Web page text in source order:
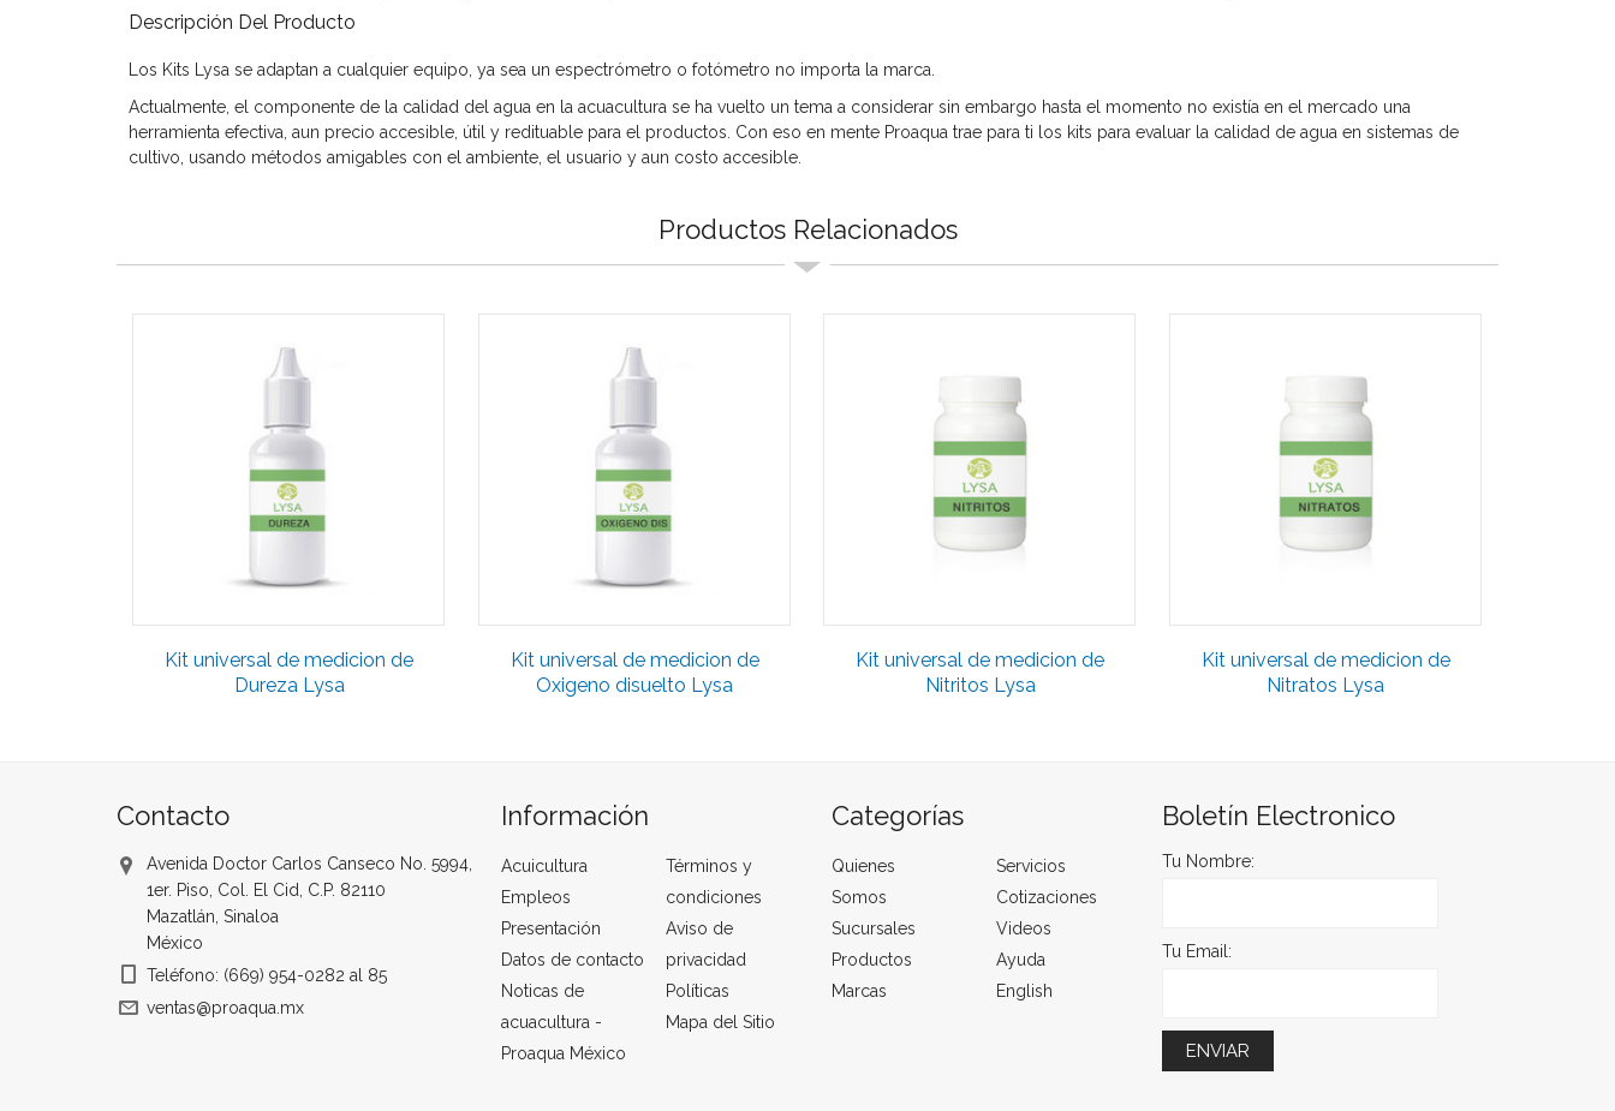
Descripción Del Producto
Los Kits Lysa se adaptan a cualquier equipo, ya sea un espectrómetro o fotómetro no importa la marca.
Actualmente, el componente de la calidad del agua en la acuacultura se ha vuelto un tema a considerar sin embargo hasta el momento no existía en el mercado una
herramienta efectiva, aun precio accesible, útil y redituable para el productos. Con eso en mente Proaqua trae para ti los kits para evaluar la calidad de agua en sistemas de
cultivo, usando métodos amigables con el ambiente, el usuario y aun costo accesible.
Productos Relacionados
Kit universal de medicion de
Dureza Lysa
Kit universal de medicion de
Oxigeno disuelto Lysa
Kit universal de medicion de
Nitritos Lysa
Kit universal de medicion de
Nitratos Lysa
Contacto
Avenida Doctor Carlos Canseco No. 5994,
1er. Piso, Col. El Cid, C.P. 82110
Mazatlán, Sinaloa
México
Teléfono: (669) 954-0282 al 85
ventas@proaqua.mx
Información
Acuicultura
Empleos
Presentación
Datos de contacto
Noticas de
acuacultura -
Proaqua México
Términos y
condiciones
Aviso de
privacidad
Políticas
Mapa del Sitio
Categorías
Quienes
Somos
Sucursales
Productos
Marcas
Servicios
Cotizaciones
Videos
Ayuda
English
Boletín Electronico
Tu Nombre:
Tu Email: